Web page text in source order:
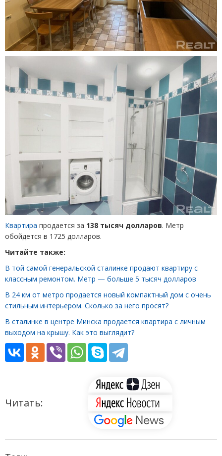
Квартира продается за 138 тысяч долларов. Метр
обойдется в 1725 долларов.
Читайте также:
В той самой генеральской сталинке продают квартиру с
классным ремонтом. Метр — больше 5 тысяч долларов
В 24 км от метро продается новый компактный дом с очень
стильным интерьером. Сколько за него просят?
В сталинке в центре Минска продается квартира с личным
выходом на крышу. Как это выглядит?
Читать: